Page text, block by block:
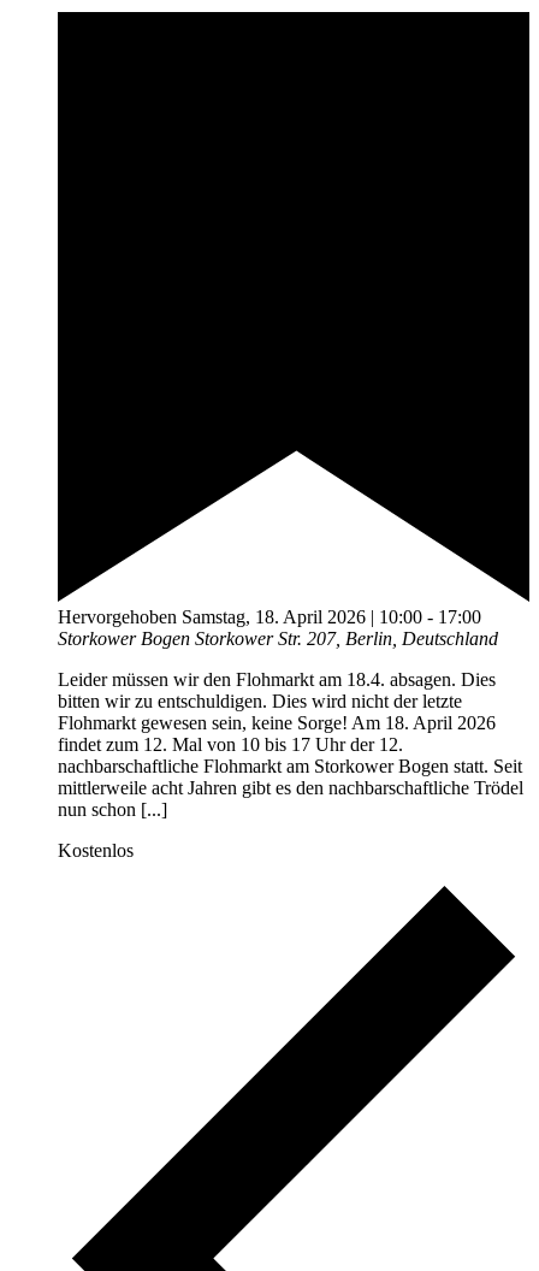
Hervorgehoben Samstag, 18. April 2026 | 10:00 - 17:00
Storkower Bogen Storkower Str. 207, Berlin, Deutschland
Leider müssen wir den Flohmarkt am 18.4. absagen. Dies
bitten wir zu entschuldigen. Dies wird nicht der letzte
Flohmarkt gewesen sein, keine Sorge! Am 18. April 2026
findet zum 12. Mal von 10 bis 17 Uhr der 12.
nachbarschaftliche Flohmarkt am Storkower Bogen statt. Seit
mittlerweile acht Jahren gibt es den nachbarschaftliche Trödel
nun schon [...]
Kostenlos